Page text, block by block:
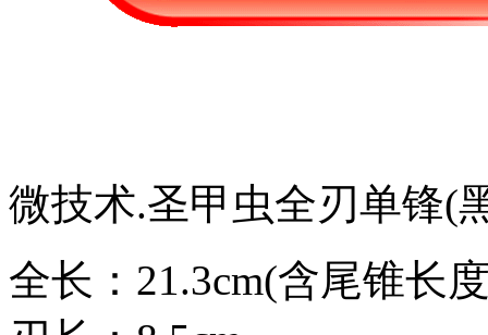
微技术.圣甲虫全刃单锋(
全长：21.3cm(含尾锥长